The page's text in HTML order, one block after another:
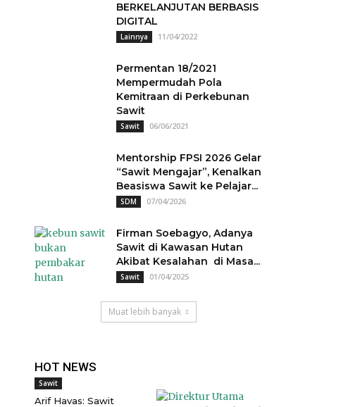
BERKELANJUTAN BERBASIS
DIGITAL
Lainnya 11/04/2022
Permentan 18/2021
Mempermudah Pola
Kemitraan di Perkebunan
Sawit
Sawit 06/06/2021
Mentorship FPSI 2026 Gelar
“Sawit Mengajar”, Kenalkan
Beasiswa Sawit ke Pelajar...
SDM 07/04/2026
Firman Soebagyo, Adanya
Sawit di Kawasan Hutan
Akibat Kesalahan di Masa...
Sawit 01/04/2025
Muat lebih banyak
HOT NEWS
Sawit
Arif Havas: Sawit